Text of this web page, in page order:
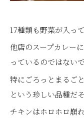
17種類も野菜が入っ
他店のスープカレー
っているのではない
特にごろっとまるご
という珍しい品種だ
チキンはホロホロ崩